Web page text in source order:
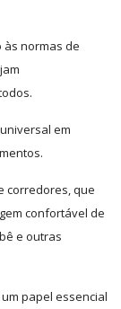
às normas de
em
corredores, que
confortável de
e outras
papel essencial